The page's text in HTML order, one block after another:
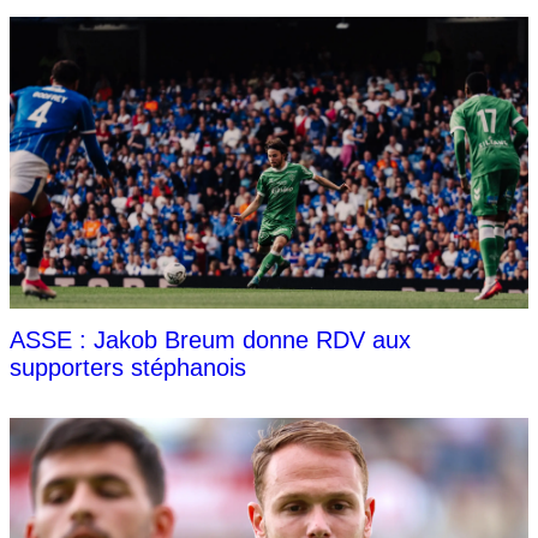
ASSE : Jakob Breum donne RDV aux
supporters stéphanois